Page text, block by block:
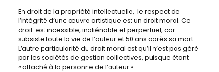
En droit de la propriété intellectuelle, le respect de
l’intégrité d’une œuvre artistique est un droit moral. Ce
droit est incessible, inaliénable et perpertuel, car
subsiste toute la vie de l’auteur et 50 ans après sa mort.
L’autre particularité du droit moral est qu’il n’est pas géré
par les sociétés de gestion colllectives, puisque étant
« attaché à la personne de l’auteur ».